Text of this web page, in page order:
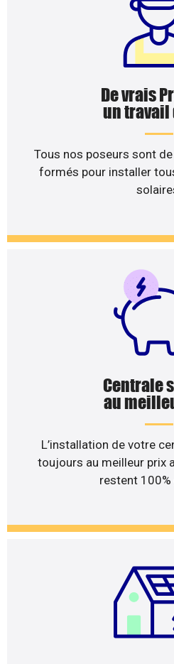
De vrais
un travail
Tous nos poseurs sont
formés pour installer
Centrale
au
L’installation de votre
toujours au meilleur prix
restent